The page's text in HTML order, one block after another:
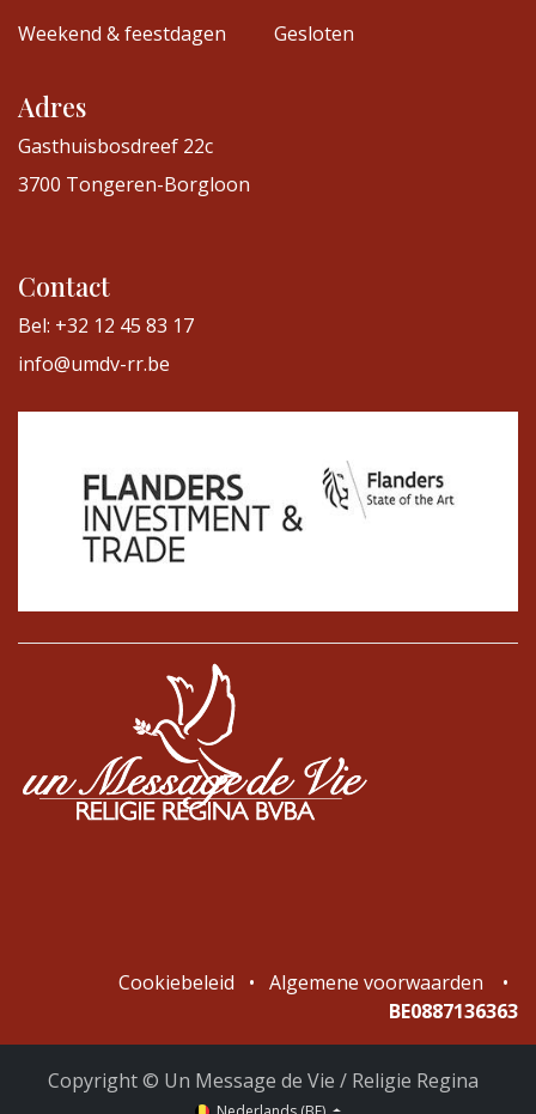
Weekend & feestdagen
Gesloten
Adres
Gasthuisbosdreef 22c
3700 Tongeren-Borgloon
Contact
Bel: +32 12 45 83 17
info@umdv-rr.be
Cookiebeleid • Algemene voorwaarden
•
BE0887136363
Copyright © Un Message de Vie / Religie Regina